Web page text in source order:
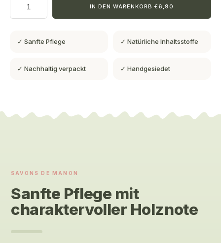
IN DEN WARENKORB €6,90
✓ Sanfte Pflege ✓ Natürliche Inhaltsstoffe
✓ Nachhaltig verpackt ✓ Handgesiedet
SAVONS DE MANON
Sanfte Pflege mit
charaktervoller Holznote